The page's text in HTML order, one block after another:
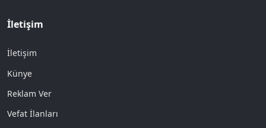
İletişim
İletişim
Künye
Reklam Ver
Vefat İlanları